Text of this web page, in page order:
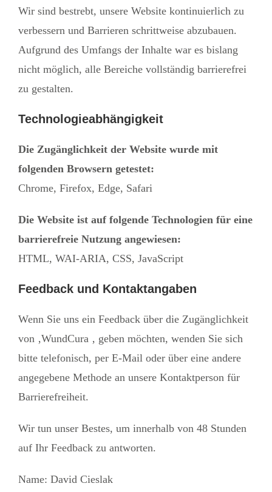
Wir sind bestrebt, unsere Website kontinuierlich zu
verbessern und Barrieren schrittweise abzubauen.
Aufgrund des Umfangs der Inhalte war es bislang
nicht möglich, alle Bereiche vollständig barrierefrei
zu gestalten.
Technologieabhängigkeit
Die Zugänglichkeit der Website wurde mit
folgenden Browsern getestet:
Chrome, Firefox, Edge, Safari
Die Website ist auf folgende Technologien für eine
barrierefreie Nutzung angewiesen:
HTML, WAI-ARIA, CSS, JavaScript
Feedback und Kontaktangaben
Wenn Sie uns ein Feedback über die Zugänglichkeit
von ‚WundCura ‚ geben möchten, wenden Sie sich
bitte telefonisch, per E-Mail oder über eine andere
angegebene Methode an unsere Kontaktperson für
Barrierefreiheit.
Wir tun unser Bestes, um innerhalb von 48 Stunden
auf Ihr Feedback zu antworten.
Name: David Cieslak